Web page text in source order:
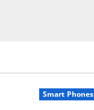
Smart Phones